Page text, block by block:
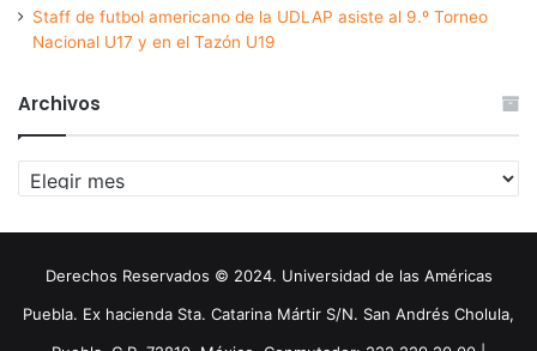
Staff de futbol americano de la UDLAP asiste al 9.º Torneo
Nacional U17 y en el Tazón U19
Archivos
Archivos
Derechos Reservados © 2024. Universidad de las Américas
Puebla. Ex hacienda Sta. Catarina Mártir S/N. San Andrés Cholula,